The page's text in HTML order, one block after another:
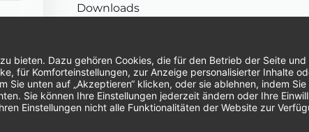
Downloads